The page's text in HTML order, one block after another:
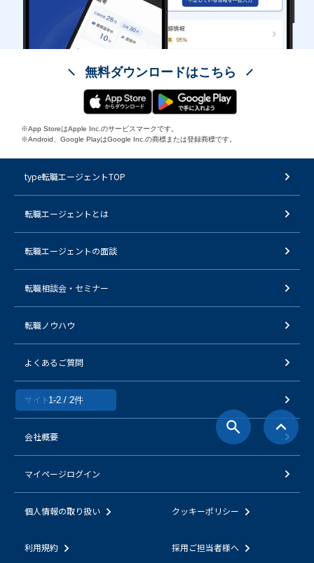
1-2 / 2件
無料ダウンロードはこちら
※App StoreはApple Inc.のサービスマークです。
※Android、Google PlayはGoogle Inc.の商標または登録商標です。
type転職エージェントTOP
転職エージェントとは
転職エージェントの面談
転職相談会・セミナー
転職ノウハウ
よくあるご質問
サイトマップ
会社概要
マイページログイン
個人情報の取り扱い クッキーポリシー
利用規約 採用ご担当者様へ